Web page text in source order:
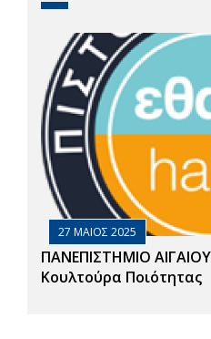
27 ΜΑΙΟΣ 2025
ΠΑΝΕΠΙΣΤΗΜΙΟ
Κουλτούρα Ποιότητας